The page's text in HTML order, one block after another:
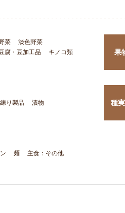
菜
淡色野菜
腐・豆加工品
キノコ類
果
練り製品 漬物 種
麺 主食：その他